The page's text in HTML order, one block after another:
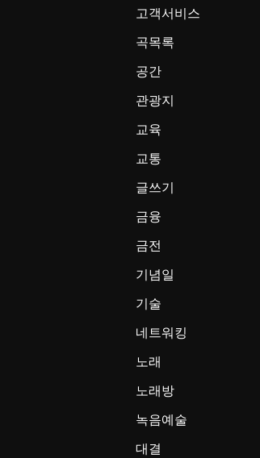
고객서비스
곡목록
공간
관광지
교육
교통
글쓰기
금융
금전
기념일
기술
네트워킹
노래
노래방
녹음예술
대결